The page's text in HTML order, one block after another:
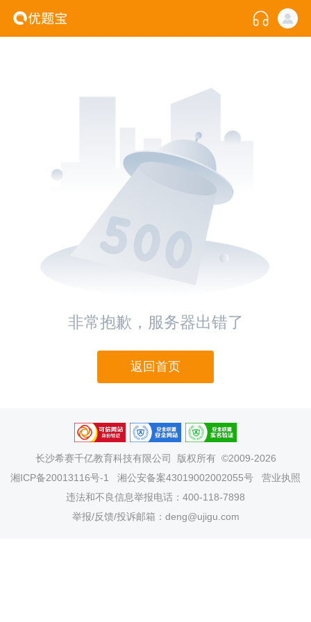
非常抱歉，服务器出错了
返回首页
长沙希赛千亿教育科技有限公司
版权所有 ©2009-2026
湘ICP备20013116号-1
湘公安备案43019002002055号
营业执照
违法和不良信息举报电话：400-118-7898
举报/反馈/投诉邮箱：deng@ujigu.com